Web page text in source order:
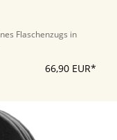
Flaschenzugs in
66,90 EUR*